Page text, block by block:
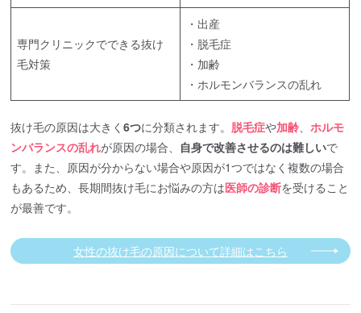
専門クリニックでできる抜け
毛対策
・出産
・脱毛症
・加齢
・ホルモンバランスの乱れ
抜け毛の原因は大きく6つに分類されます。 脱毛症や加齢 、ホルモ
ンバランスの乱れが原因の場合、 自身で改善させるのは難しいで
す。また、原因が分からない場合や原因が1つではなく複数の場合
もあるため、長期間抜け毛にお悩みの方は医師の診断を受けること
が最善です。
女性の抜け毛の原因について詳細はこちら